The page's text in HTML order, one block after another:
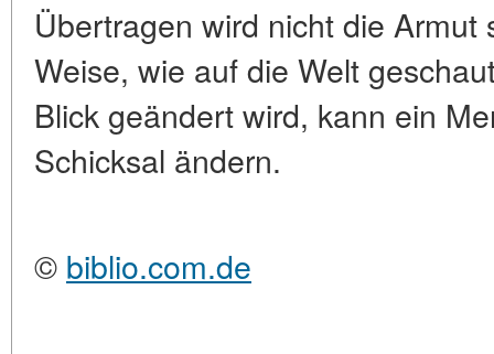
Übertragen wird nicht die
Weise, wie auf die Welt
Blick geändert wird, kann ein
Schicksal ändern.
© biblio.com.de